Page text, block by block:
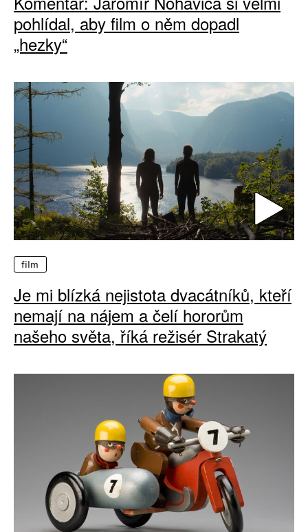
pohlídal, aby film o něm dopadl
„hezky“
film
Je mi blízká nejistota dvacátníků, kteří
nemají na nájem a čelí hororům
našeho světa, říká režisér Strakatý